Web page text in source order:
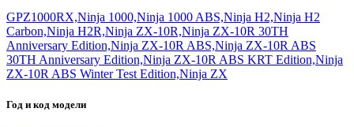
GPZ1000RX,Ninja 1000,Ninja 1000 ABS,Ninja H2,Ninja H2
Carbon,Ninja H2R,Ninja ZX-10R,Ninja ZX-10R 30TH
Anniversary Edition,Ninja ZX-10R ABS,Ninja ZX-10R ABS
30TH Anniversary Edition,Ninja ZX-10R ABS KRT Edition,Ninja
ZX-10R ABS Winter Test Edition,Ninja ZX
Год и код модели